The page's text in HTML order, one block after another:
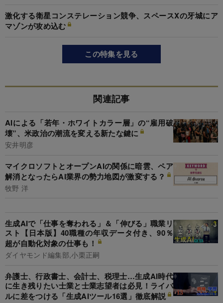
激化する衛星コンステレーション競争、スペースXの牙城にア
マゾンが攻め込む
この特集を見る
関連記事
AIによる「若年・ホワイトカラー層」の“雇用破
壊”、米政治の潮流を変える新たな鍵に
安井明彦
マイクロソフトとオープンAIの関係に暗雲、ペア
解消となったらAI業界の勢力地図が激変する？
牧野 洋
生成AIで「仕事を奪われる」＆「伸びる」職業リ
スト【日本版】40職種の年収データ付き、90％
超が自動化対象の仕事も！
ダイヤモンド編集部,小栗正嗣
弁護士、行政書士、会計士、税理士…生成AI時代
に生き残りたい士業と士業志望者は必見！ライバ
ルに差をつける「生成AIツール16選」徹底解説